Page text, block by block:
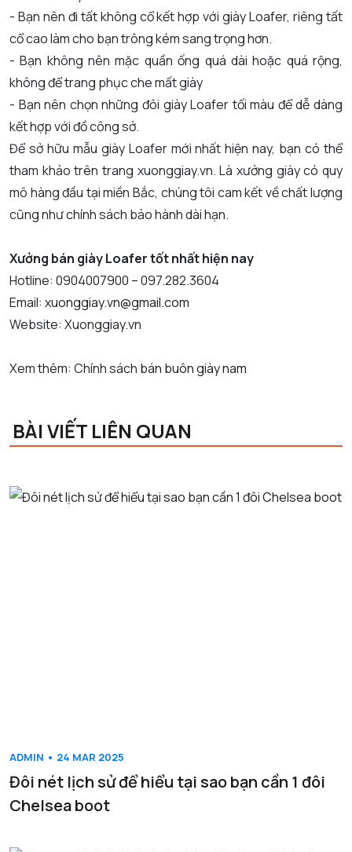
- Bạn nên đi tất không cổ kết hợp với giày Loafer, riêng tất
cổ cao làm cho bạn trông kém sang trọng hơn.
- Bạn không nên mặc quần ống quá dài hoặc quá rộng,
không để trang phục che mất giày
- Bạn nên chọn những đôi giày Loafer tối màu để dễ dàng
kết hợp với đồ công sở.
Để sở hữu mẫu giày Loafer mới nhất hiện nay, bạn có thể
tham khảo trên trang xuonggiay.vn. Là xưởng giày có quy
mô hàng đầu tại miền Bắc, chúng tôi cam kết về chất lượng
cũng như chính sách bảo hành dài hạn.
Xưởng bán giày Loafer tốt nhất hiện nay
Hotline: 0904007900 – 097.282.3604
Email: xuonggiay.vn@gmail.com
Website: Xuonggiay.vn
Xem thêm: Chính sách bán buôn giày nam
BÀI VIẾT LIÊN QUAN
ADMIN • 24 MAR 2025
Đôi nét lịch sử để hiểu tại sao bạn cần 1 đôi
Chelsea boot